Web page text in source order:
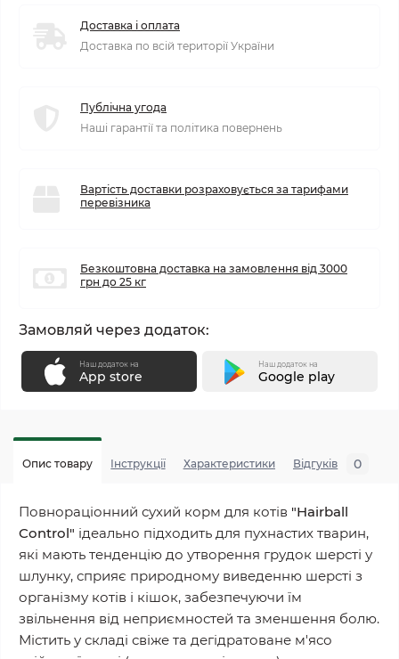
Доставка і оплата
Доставка по всій території України
Публічна угода
Наші гарантії та політика повернень
Вартість доставки розраховується за тарифами
перевізника
Безкоштовна доставка на замовлення від 3000
грн до 25 кг
Замовляй через додаток:
Наш додаток на
App store
Наш додаток на
Google play
Опис товару Інструкції Характеристики Відгуків 0
Повнораціонний сухий корм для котів "Hairball
Control" ідеально підходить для пухнастих тварин,
які мають тенденцію до утворення грудок шерсті у
шлунку, сприяє природному виведенню шерсті з
організму котів і кішок, забезпечуючи їм
звільнення від неприємностей та зменшення болю.
Містить у складі свіже та дегідратоване м'ясо